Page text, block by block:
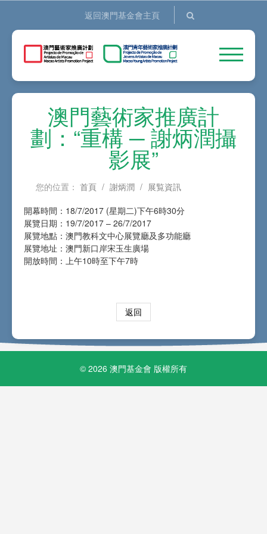
返回澳門基金會主頁
澳門藝術家推廣計
劃：“重構 ─ 謝炳潤攝
影展”
您的位置： 首頁 / 謝炳潤 / 展覧資訊
開幕時間：18/7/2017 (星期二)下午6時30分
展覽日期：19/7/2017 – 26/7/2017
展覽地點：澳門教科文中心展覽廳及多功能廳
展覽地址：澳門新口岸宋玉生廣場
開放時間：上午10時至下午7時
返回
© 2026 澳門基金會 版權所有